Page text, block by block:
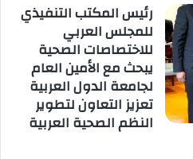
رئيس المكتب التنفيذي
للمجلس العربي
للاختصاصات الصحية
يبحث مع الأمين العام
لجامعة الدول العربية
تعزيز التعاون لتطوير
النظم الصحية العربية